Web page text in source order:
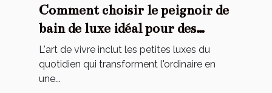
Comment choisir le peignoir de
bain de luxe idéal pour des
moments de détente uniques ?
L'art de vivre inclut les petites luxes du
quotidien qui transforment l'ordinaire en
une...